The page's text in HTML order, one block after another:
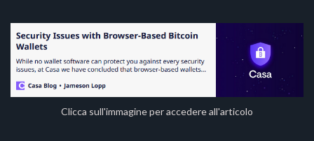
Clicca sull'immagine per accedere all'articolo